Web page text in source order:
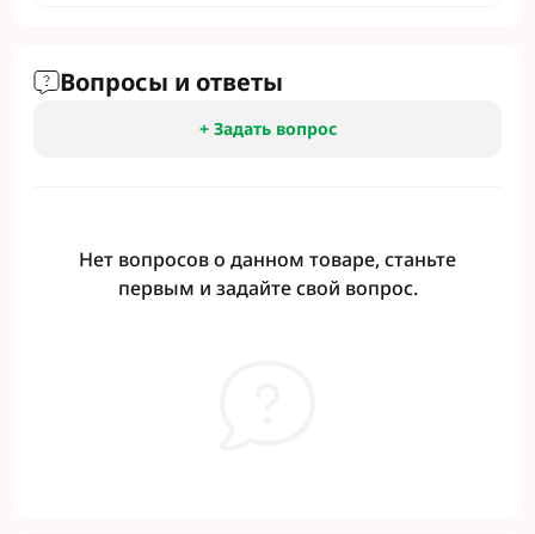
Вопросы и ответы
+ Задать вопрос
Нет вопросов о данном товаре, станьте
первым и задайте свой вопрос.